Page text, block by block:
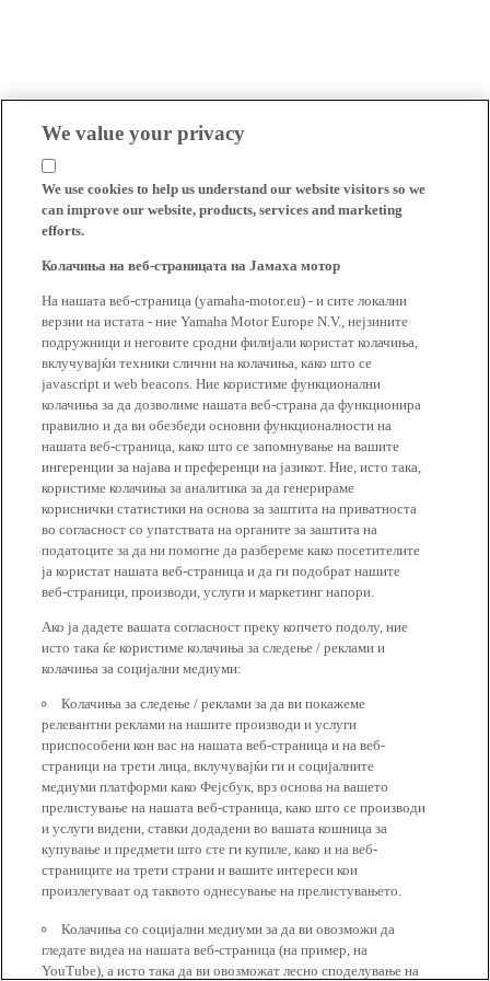
We value your privacy
We use cookies to help us understand our website visitors so we
can improve our website, products, services and marketing
efforts.
Колачиња на веб-страницата на Јамаха мотор
На нашата веб-страница (yamaha-motor.eu) - и сите локални
верзии на истата - ние Yamaha Motor Europe N.V., нејзините
подружници и неговите сродни филијали користат колачиња,
вклучувајќи техники слични на колачиња, како што се
javascript и web beacons. Ние користиме функционални
колачиња за да дозволиме нашата веб-страна да функционира
правилно и да ви обезбеди основни функционалности на
нашата веб-страница, како што се запомнување на вашите
ингеренции за најава и преференци на јазикот. Ние, исто така,
користиме колачиња за аналитика за да генерираме
кориснички статистики на основа за заштита на приватноста
во согласност со упатствата на органите за заштита на
податоците за да ни помогне да разбереме како посетителите
ја користат нашата веб-страница и да ги подобрат нашите
веб-страници, производи, услуги и маркетинг напори.
Ако ја дадете вашата согласност преку копчето подолу, ние
исто така ќе користиме колачиња за следење / реклами и
колачиња за социјални медиуми:
Колачиња за следење / реклами за да ви покажеме
релевантни реклами на нашите производи и услуги
приспособени кон вас на нашата веб-страница и на веб-
страници на трети лица, вклучувајќи ги и социјалните
медиуми платформи како Фејсбук, врз основа на вашето
прелистување на нашата веб-страница, како што се производи
и услуги видени, ставки додадени во вашата кошница за
купување и предмети што сте ги купиле, како и на веб-
страниците на трети страни и вашите интереси кои
произлегуваат од таквото однесување на прелистувањето.
Колачиња со социјални медиуми за да ви овозможи да
гледате видеа на нашата веб-страница (на пример, на
YouTube), а исто така да ви овозможат лесно споделување на